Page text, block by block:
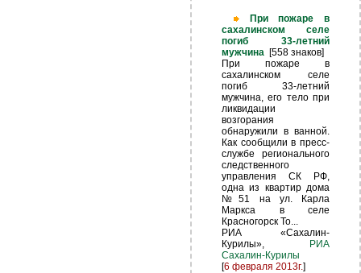
При пожаре в
сахалинском селе
погиб 33-летний
мужчина [558 знаков]
При пожаре в
сахалинском селе
погиб 33-летний
мужчина, его тело при
ликвидации
возгорания
обнаружили в ванной.
Как сообщили в пресс-
службе регионального
следственного
управления СК РФ,
одна из квартир дома
№51 на ул. Карла
Маркса в селе
Красногорск То...
РИА «Сахалин-
Курилы»,
РИА
Сахалин-Курилы
[6 февраля 2013г.]